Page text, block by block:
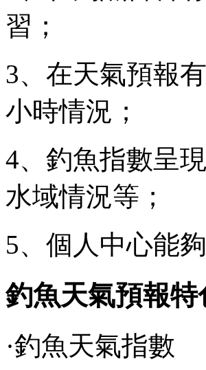
習；
3、在天氣預報
小時情況；
4、釣魚指數呈
水域情況等；
5、個人中心能
釣魚天氣預報特
·釣魚天氣指數